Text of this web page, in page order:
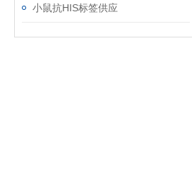
小鼠抗HIS标签供应